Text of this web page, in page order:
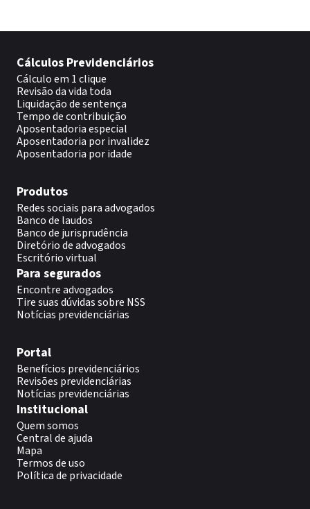
Cálculos Previdenciários
Cálculo em 1 clique
Revisão da vida toda
Liquidação de sentença
Tempo de contribuição
Aposentadoria especial
Aposentadoria por invalidez
Aposentadoria por idade
Produtos
Redes sociais para advogados
Banco de laudos
Banco de jurisprudência
Diretório de advogados
Escritório virtual
Para segurados
Encontre advogados
Tire suas dúvidas sobre NSS
Notícias previdenciárias
Portal
Benefícios previdenciários
Revisões previdenciárias
Notícias previdenciárias
Institucional
Quem somos
Central de ajuda
Mapa
Termos de uso
Política de privacidade